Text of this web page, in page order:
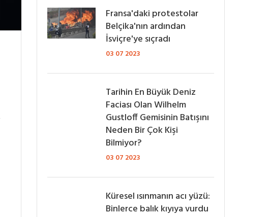
Fransa'daki protestolar
Belçika'nın ardından
İsviçre'ye sıçradı
03 07 2023
Tarihin En Büyük Deniz
Faciası Olan Wilhelm
Gustloff Gemisinin Batışını
Neden Bir Çok Kişi
Bilmiyor?
03 07 2023
Küresel ısınmanın acı yüzü:
Binlerce balık kıyıya vurdu